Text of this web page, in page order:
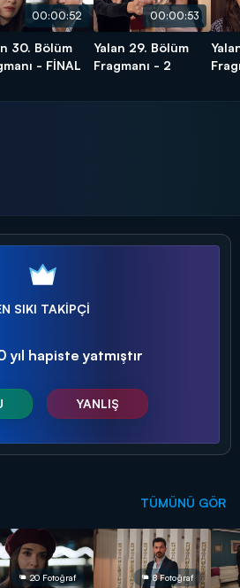
00:00:52
30. Bölüm
- FİNAL
00:00:53
Yalan 29. Bölüm
Fragmanı - 2
SIKI TAKİPÇİ
yıl hapiste yatmıştır
YANLIŞ
TÜMÜNÜ GÖR
20 Fotoğraf 8 Fotoğraf